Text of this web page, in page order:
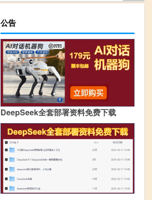
公告
DeepSeek全套部署资料免费下载